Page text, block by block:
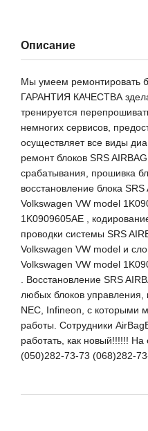
Описание
Мы умеем ремонтировать
ГАРАНТИЯ КАЧЕСТВА
тренируется
немногих сервисов,
осуществляет все виды
ремонт блоков SRS
срабатывания, прошивка
восстановление блока
Volkswagen VW model
1K0909605AE ,
проводки системы SRS
Volkswagen VW model и
Volkswagen VW model
. Восстановление SRS
любых блоков управления,
NEC, Infineon, с которыми
работы. Сотрудники
работать, как новый!!!!!!
(050)282-73-73 (068)282-